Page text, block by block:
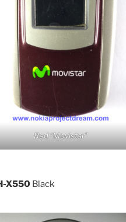
Red “Movistar”
X550Black